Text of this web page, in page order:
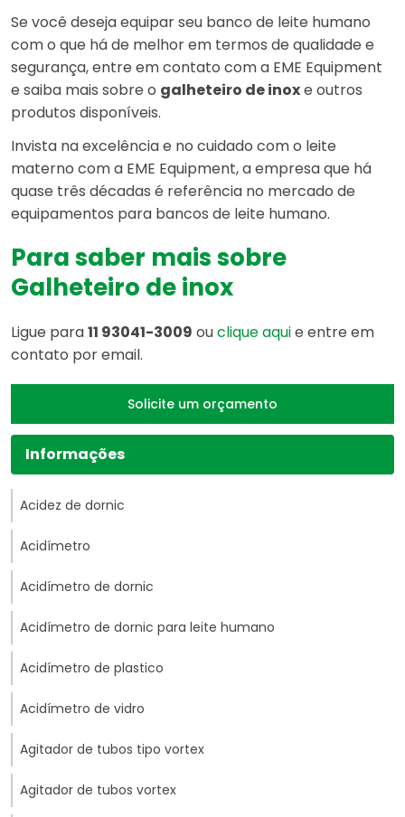
Se você deseja equipar seu banco de leite humano
com o que há de melhor em termos de qualidade e
segurança, entre em contato com a EME Equipment
e saiba mais sobre o galheteiro de inoxe outros
produtos disponíveis.
Invista na excelência e no cuidado com o leite
materno com a EME Equipment, a empresa que há
quase três décadas é referência no mercado de
equipamentos para bancos de leite humano.
Para saber mais sobre
Galheteiro de inox
Ligue para11 93041-3009 ouclique aquie entre em
contato por email.
Solicite um orçamento
Informações
Acidez de dornic
Acidímetro
Acidímetro de dornic
Acidímetro de dornic para leite humano
Acidímetro de plastico
Acidímetro de vidro
Agitador de tubos tipo vortex
Agitador de tubos vortex